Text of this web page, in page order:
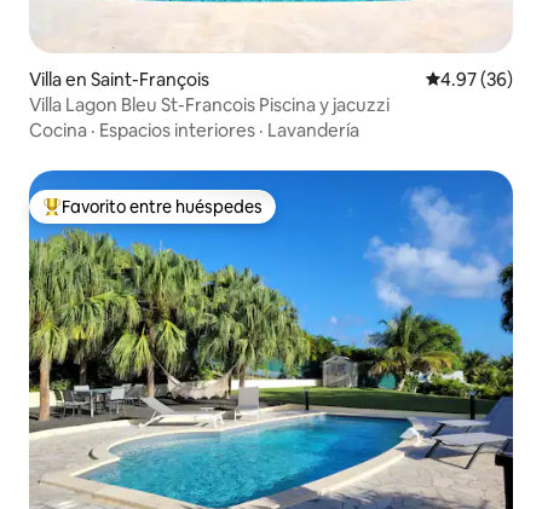
Villa en Saint-François Calificación
4.97 (36)
Villa Lagon Bleu St-Francois Piscina y jacuzzi
Cocina · Espacios interiores · Lavandería
De los mejores en Favorito entre huéspedes
Favorito entre huéspedes